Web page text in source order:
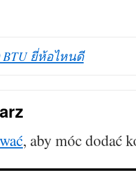
BTU ยี่ห้อไหนดี
, aby móc dodać